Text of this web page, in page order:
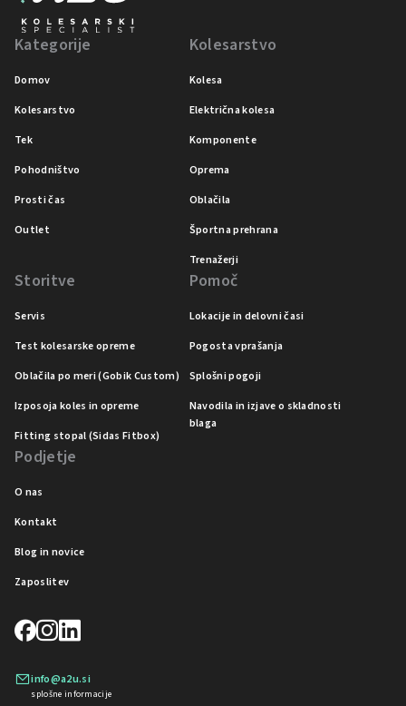
Kategorije
Domov
Kolesarstvo
Tek
Pohodništvo
Prosti čas
Outlet
Kolesarstvo
Kolesa
Električna kolesa
Komponente
Oprema
Oblačila
Športna prehrana
Trenažerji
Storitve
Servis
Test kolesarske opreme
Oblačila po meri (Gobik Custom)
Izposoja koles in opreme
Fitting stopal (Sidas Fitbox)
Pomoč
Lokacije in delovni časi
Pogosta vprašanja
Splošni pogoji
Navodila in izjave o skladnosti
blaga
Podjetje
O nas
Kontakt
Blog in novice
Zaposlitev
info@a2u.si
splošne informacije